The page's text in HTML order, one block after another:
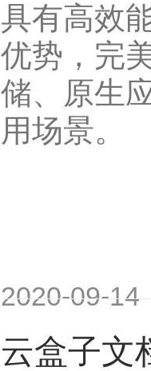
具有高效
优势，完
储、原生
用场景。
2020-09-14
云盒子文